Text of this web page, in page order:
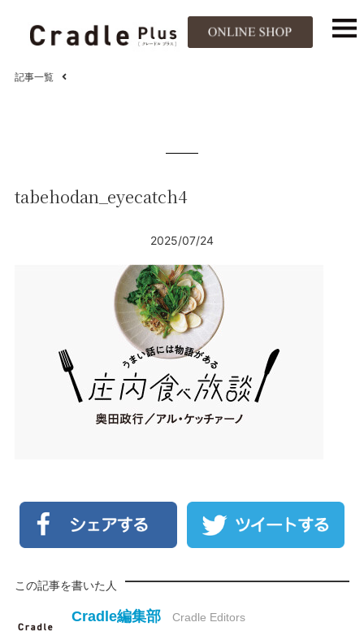
記事一覧
tabehodan_eyecatch4
2025/07/24
この記事を書いた人
Cradle編集部 Cradle Editors